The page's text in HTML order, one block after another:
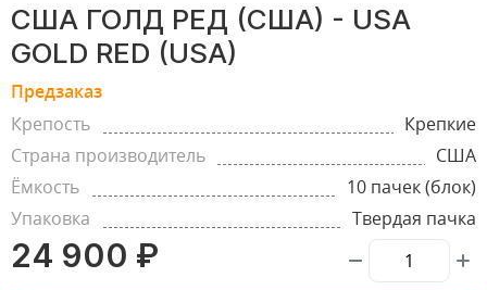
США ГОЛД РЕД (США) - USA
GOLD RED (USA)
Предзаказ
Крепость
Крепкие
Страна производитель
США
Ёмкость
10 пачек (блок)
Упаковка
Твердая пачка
24 900 ₽